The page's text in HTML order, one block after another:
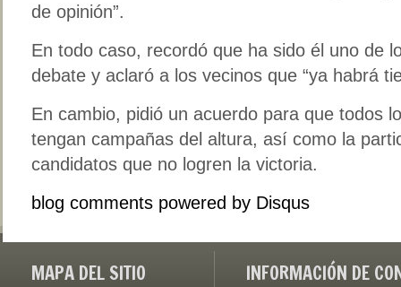
de opinión”.
En todo caso, recordó que ha sido él uno de
debate y aclaró a los vecinos que “ya habrá
En cambio, pidió un acuerdo para que todos
tengan campañas del altura, así como la
candidatos que no logren la victoria.
blog comments powered by Disqus
MAPA DEL SITIO INFORMACIÓN DE